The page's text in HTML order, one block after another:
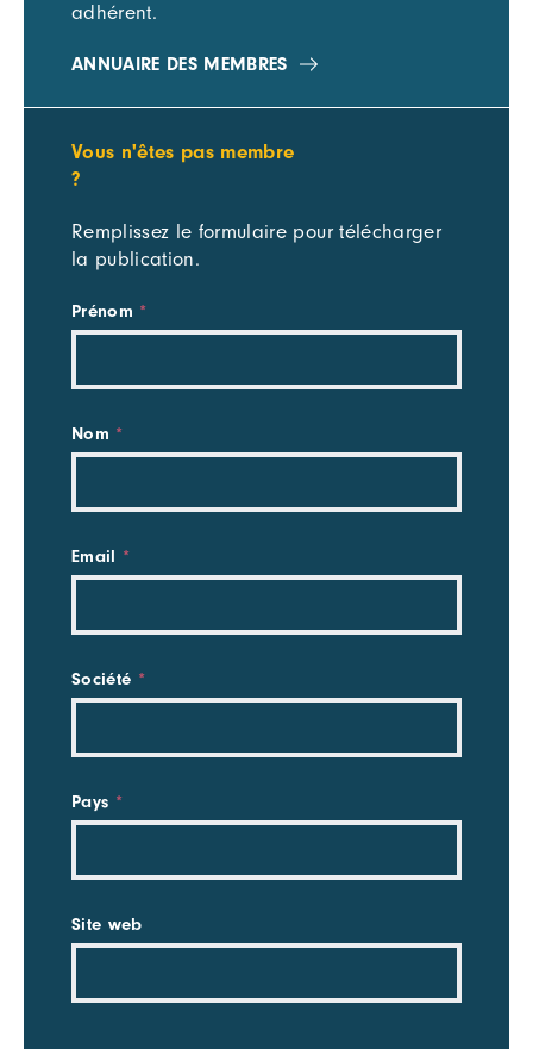
adhérent.
ANNUAIRE DES MEMBRES
Vous n'êtes pas membre
?
Remplissez le formulaire pour télécharger
la publication.
Télécharger
Prénom *
Nom *
Email *
Société *
Pays *
Site web